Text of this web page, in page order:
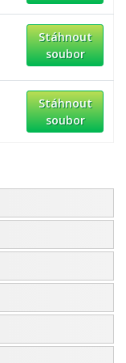
Stáhnout
soubor
Stáhnout
soubor